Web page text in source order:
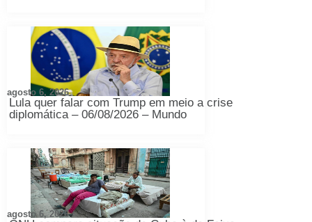
Lula quer falar com Trump em meio a crise
diplomática – 06/08/2026 – Mundo
agosto 6, 2026
agosto 6, 2026